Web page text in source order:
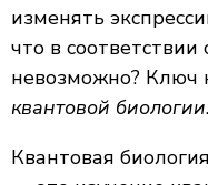
изменять
что в
невозможно? Ключ
квантовой биологии.
Квантовая